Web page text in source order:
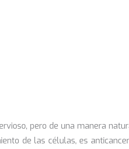
pero de una manera
de las células, es